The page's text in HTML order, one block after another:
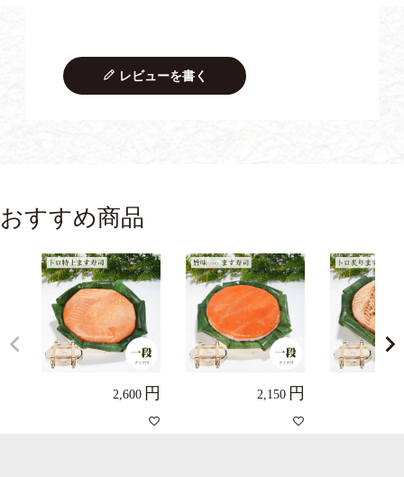
レビューを書く
おすすめ商品
2,600 2,150